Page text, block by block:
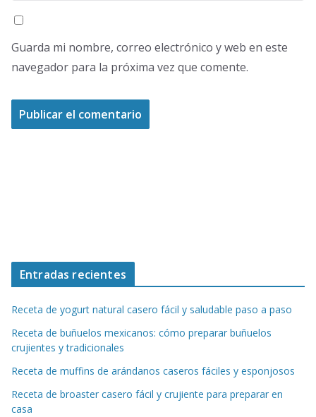
Guarda mi nombre, correo electrónico y web en este
navegador para la próxima vez que comente.
Entradas recientes
Receta de yogurt natural casero fácil y saludable paso a paso
Receta de buñuelos mexicanos: cómo preparar buñuelos
crujientes y tradicionales
Receta de muffins de arándanos caseros fáciles y esponjosos
Receta de broaster casero fácil y crujiente para preparar en
casa